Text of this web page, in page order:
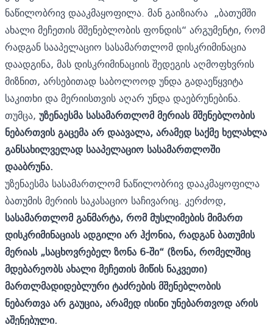
ნაწილობრივ დააკმაყოფილა. მან გაიზიარა „ბათუმში
ახალი მეჩეთის მშენებლობის ფონდის“ არგუმენტი, რომ
რადგან სააპელაციო სასამართლომ დისკრიმინაცია
დაადგინა, მას დისკრიმინაციის შედეგის აღმოფხვრის
მიზნით, არსებითად საბოლოოდ უნდა გადაეწყვიტა
საკითხი და მერიისთვის აღარ უნდა დაებრუნებინა.
თუმცა, უზენაესმა სასამართლომ მერიას მშენებლობის
ნებართვის გაცემა არ დაავალა, არამედ საქმე ხელახლა
განსახილველად სააპელაციო სასამართლოში
დააბრუნა.
უზენაესმა სასამართლომ ნაწილობრივ დააკმაყოფილა
ბათუმის მერიის საკასაციო საჩივარიც. კერძოდ,
სასამართლომ განმარტა, რომ მუსლიმების მიმართ
დისკრიმინაციას ადგილი არ ჰქონია, რადგან ბათუმის
მერიას „საცხოვრებელ ზონა 6-ში“ (ზონა, რომელშიც
მდებარეობს ახალი მეჩეთის მიწის ნაკვეთი)
მართლმადიდებლური ტაძრების მშენებლობის
ნებართვა არ გაუცია, არამედ ისინი უნებართვოდ არის
აშენებული.